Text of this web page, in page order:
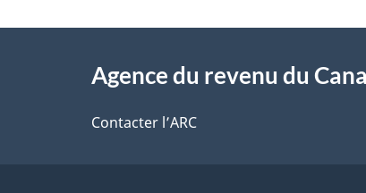
l
s
d
v
o
proposAgence du revenu du
Contacter l’ARC